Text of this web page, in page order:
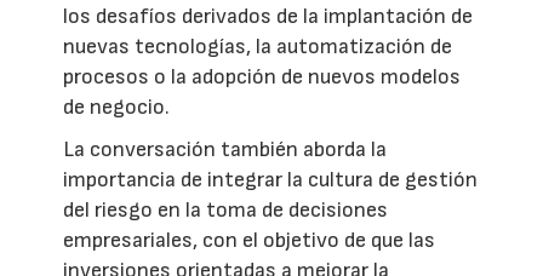
los desafíos derivados de la implantación de
nuevas tecnologías, la automatización de
procesos o la adopción de nuevos modelos
de negocio.
La conversación también aborda la
importancia de integrar la cultura de gestión
del riesgo en la toma de decisiones
empresariales, con el objetivo de que las
inversiones orientadas a mejorar la